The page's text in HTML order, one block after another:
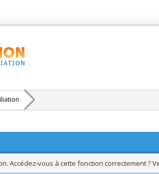
Accédez-vous à cette fonction correctement ?